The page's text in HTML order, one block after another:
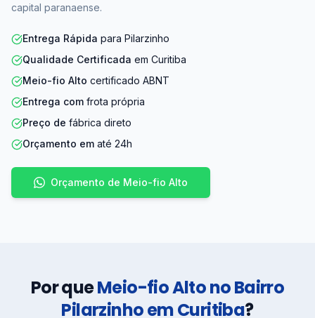
capital paranaense.
Entrega Rápida para Pilarzinho
Qualidade Certificada em Curitiba
Meio-fio Alto certificado ABNT
Entrega com frota própria
Preço de fábrica direto
Orçamento em até 24h
Orçamento de Meio-fio Alto
Por queMeio-fio Alto no Bairro
Pilarzinho em Curitiba?